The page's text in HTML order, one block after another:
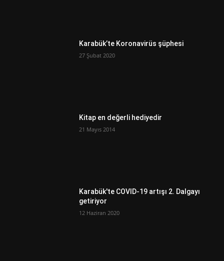
Karabük’te Koronavirüs şüphesi
27 Şubat 2020
Kitap en değerli hediyedir
21 Mayıs 2014
Karabük'te COVID-19 artışı 2. Dalgayı
getiriyor
12 Haziran 2020